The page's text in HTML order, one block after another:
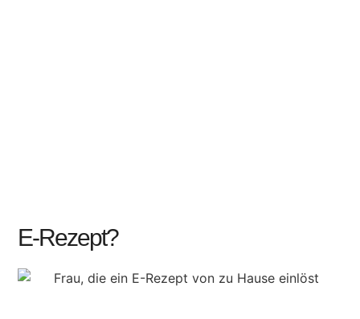
E-Rezept?